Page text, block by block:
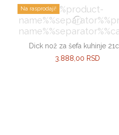
Na rasprodaji!
Dick nož za šefa kuhinje
3.888,00 RSD